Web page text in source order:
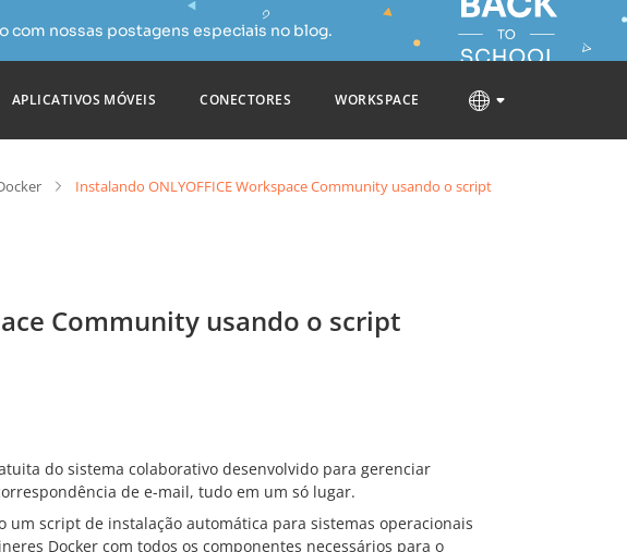
com nossas postagens especiais no blog.
APLICATIVOS MÓVEIS CONECTORES WORKSPACE
Instalando ONLYOFFICE Workspace Community usando o script
Community usando o script
do sistema colaborativo desenvolvido para gerenciar
de e-mail, tudo em um só lugar.
um script de instalação automática para sistemas operacionais
Docker com todos os componentes necessários para o